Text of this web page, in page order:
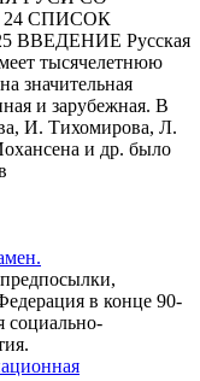
СПИСОК
Русская
тысячелетнюю
значительная
и зарубежная. В
И. Тихомирова, Л.
и др. было
в конце 90-
социально-